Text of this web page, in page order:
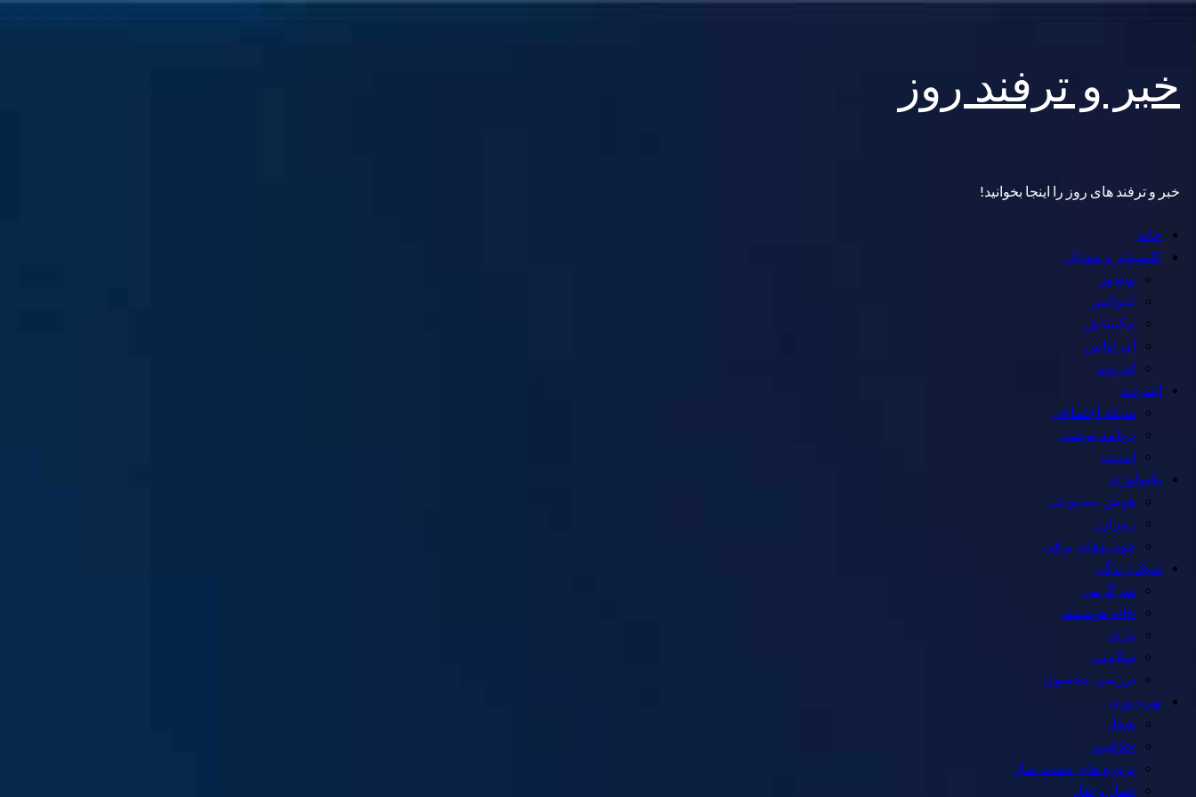
content
خبر و ترفند روز
خبر و ترفند های روز را اینجا بخوانید!
Primary
Menu
خانه
کامپیوتر و موبایل
ویندوز
لینوکس
مکینتاش
آی اواس
اندروید
اینترنت
شبکه اجتماعی
برنامه نویسی
امنیت
تکنولوژی
هوش مصنوعی
رمزارز
خودروهای برقی
سبک زندگی
سرگرمی
خانه هوشمند
بازی
سلامتی
بررسی محصول
بهره وری
شغل
خلاقیت
پروژه های دست ساز
حمل و نقل